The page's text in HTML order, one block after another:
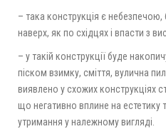
– така конструкція є небезпечою,
наверх, як по східцях і впасти з
– у такій конструкції буде
піском взимку, сміття, вулична
виявлено у схожих конструкціях
що негативно вплине на естетику
утримання у належному вигляді.